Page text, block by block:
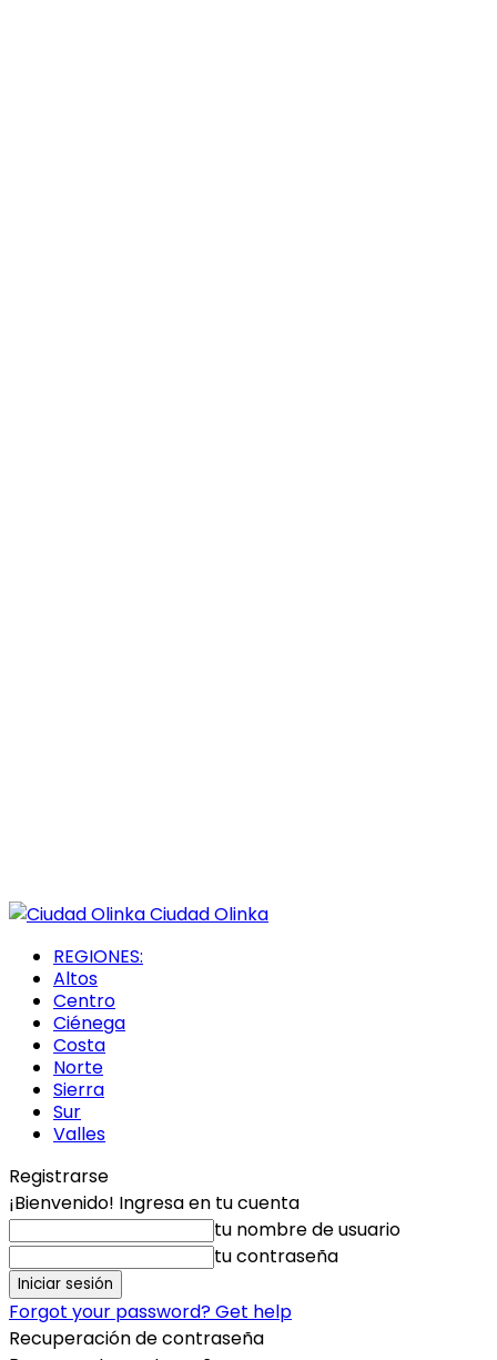
Ciudad Olinka
REGIONES:
Altos
Centro
Ciénega
Costa
Norte
Sierra
Sur
Valles
Registrarse
¡Bienvenido! Ingresa en tu cuenta
tu nombre de usuario
tu contraseña
Forgot your password? Get help
Recuperación de contraseña